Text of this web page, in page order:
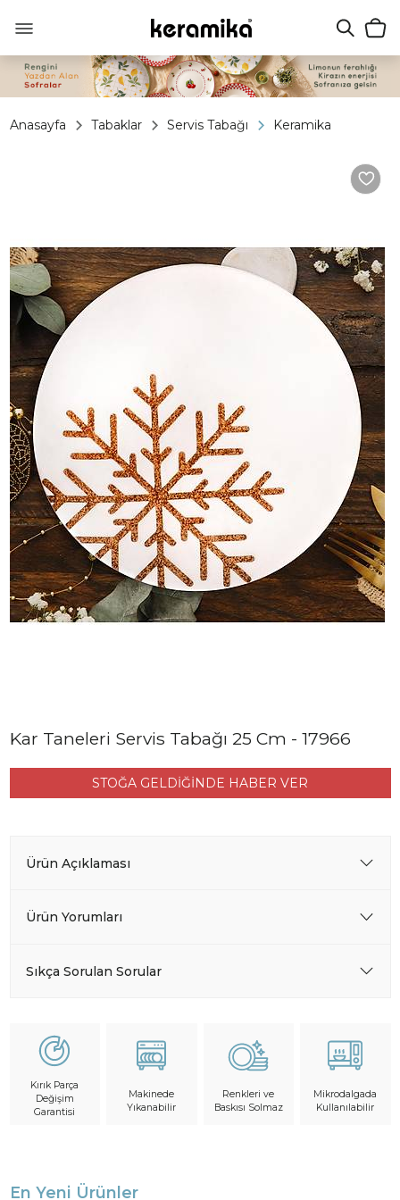
Anasayfa Tabaklar Servis Tabağı Keramika
Kar Taneleri Servis Tabağı 25 Cm - 17966
STOĞA GELDİĞİNDE HABER VER
Ürün Açıklaması
Ürün Yorumları
Sıkça Sorulan Sorular
Kırık Parça
Değişim
Garantisi
Makinede
Yıkanabilir
Renkleri ve
Baskısı Solmaz
Mikrodalgada
Kullanılabilir
En Yeni Ürünler